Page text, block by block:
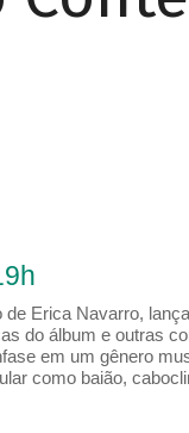
Erica Navarro,
do álbum e outras
em um gênero
como baião,